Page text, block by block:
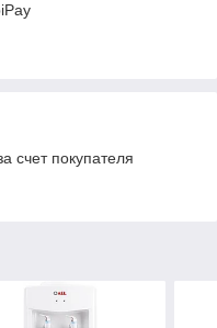
счет покупателя